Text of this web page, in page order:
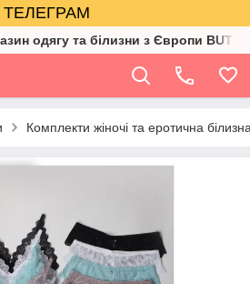
ТЕЛЕГРАМ
одягу та білизни з Європи BUTIK
Комплекти жіночі та еротична